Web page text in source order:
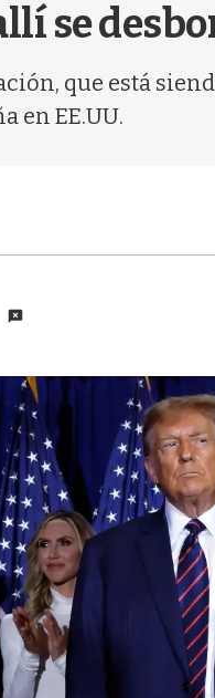
se
que está
en EE.UU.